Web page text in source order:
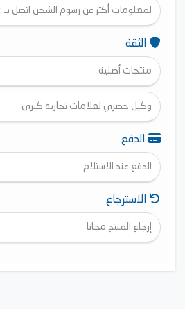
لمعلومات أكثر عن رسوم الشحن اتصل بـ : 01116828111
الثقة
منتجات أصلية
وكيل حصري لعلامات تجارية كبرى
الدفع
الدفع عند الاستلام
الاسترجاع
إرجاع المنتج مجانا